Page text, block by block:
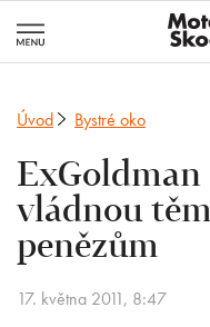
Úvod Bystré oko
ExGoldman
vládnou
penězům
17. května 2011, 8:47